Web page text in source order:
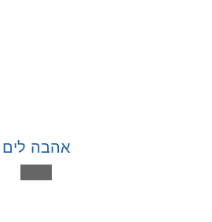
אהבה לים